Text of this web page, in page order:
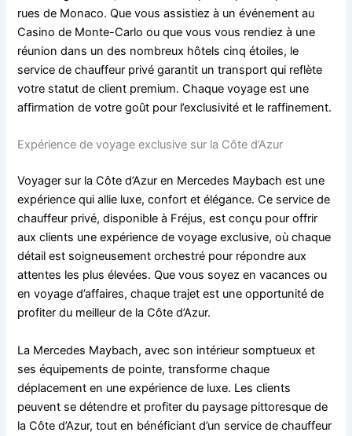
rues de Monaco. Que vous assistiez à un événement au
Casino de Monte-Carlo ou que vous vous rendiez à une
réunion dans un des nombreux hôtels cinq étoiles, le
service de chauffeur privé garantit un transport qui reflète
votre statut de client premium. Chaque voyage est une
affirmation de votre goût pour l’exclusivité et le raffinement.
Expérience de voyage exclusive sur la Côte d’Azur
Voyager sur la Côte d’Azur en Mercedes Maybach est une
expérience qui allie luxe, confort et élégance. Ce service de
chauffeur privé, disponible à Fréjus, est conçu pour offrir
aux clients une expérience de voyage exclusive, où chaque
détail est soigneusement orchestré pour répondre aux
attentes les plus élevées. Que vous soyez en vacances ou
en voyage d’affaires, chaque trajet est une opportunité de
profiter du meilleur de la Côte d’Azur.
La Mercedes Maybach, avec son intérieur somptueux et
ses équipements de pointe, transforme chaque
déplacement en une expérience de luxe. Les clients
peuvent se détendre et profiter du paysage pittoresque de
la Côte d’Azur, tout en bénéficiant d’un service de chauffeur